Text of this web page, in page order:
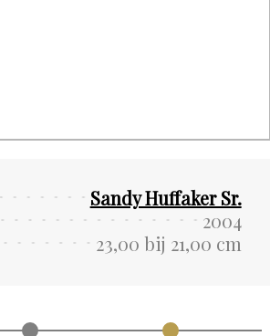
Sandy Huffaker Sr.
2004
23,00 bij 21,00 cm